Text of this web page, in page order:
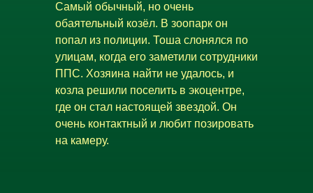
Самый обычный, но очень
обаятельный козёл. В зоопарк он
попал из полиции. Тоша слонялся по
улицам, когда его заметили сотрудники
ППС. Хозяина найти не удалось, и
козла решили поселить в экоцентре,
где он стал настоящей звездой. Он
очень контактный и любит позировать
на камеру.